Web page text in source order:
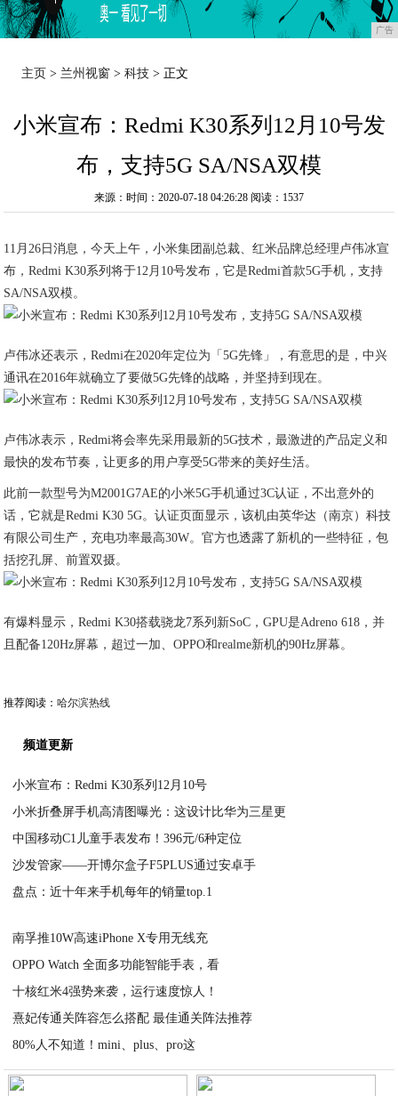
广告
主页 > 兰州视窗 >科技 > 正文
小米宣布：Redmi K30系列12月10号发
布，支持5G SA/NSA双模
来源：时间：2020-07-18 04:26:28 阅读：1537
11月26日消息，今天上午，小米集团副总裁、红米品牌总经理卢伟冰宣
布，Redmi K30系列将于12月10号发布，它是Redmi首款5G手机，支持
SA/NSA双模。
卢伟冰还表示，Redmi在2020年定位为「5G先锋」，有意思的是，中兴
通讯在2016年就确立了要做5G先锋的战略，并坚持到现在。
卢伟冰表示，Redmi将会率先采用最新的5G技术，最激进的产品定义和
最快的发布节奏，让更多的用户享受5G带来的美好生活。
此前一款型号为M2001G7AE的小米5G手机通过3C认证，不出意外的
话，它就是Redmi K30 5G。认证页面显示，该机由英华达（南京）科技
有限公司生产，充电功率最高30W。官方也透露了新机的一些特征，包
括挖孔屏、前置双摄。
有爆料显示，Redmi K30搭载骁龙7系列新SoC，GPU是Adreno 618，并
且配备120Hz屏幕，超过一加、OPPO和realme新机的90Hz屏幕。
推荐阅读：哈尔滨热线
频道更新
小米宣布：Redmi K30系列12月10号
小米折叠屏手机高清图曝光：这设计比华为三星更
中国移动C1儿童手表发布！396元/6种定位
沙发管家——开博尔盒子F5PLUS通过安卓手
盘点：近十年来手机每年的销量top.1
南孚推10W高速iPhone X专用无线充
OPPO Watch 全面多功能智能手表，看
十核红米4强势来袭，运行速度惊人！
熹妃传通关阵容怎么搭配 最佳通关阵法推荐
80%人不知道！mini、plus、pro这
2020-07-17